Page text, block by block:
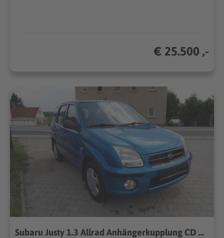
€ 25.500 ,-
Subaru Justy 1.3 Allrad Anhängerkupplung CD Radio Klima HU AU Neu